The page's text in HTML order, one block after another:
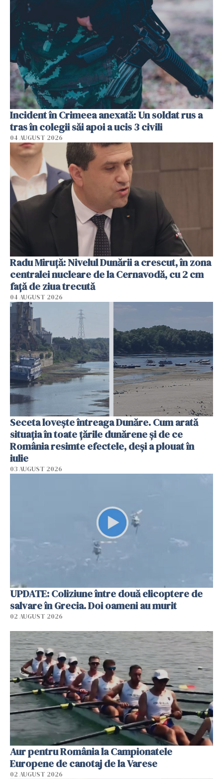
Incident în Crimeea anexată: Un soldat rus a
tras în colegii săi apoi a ucis 3 civili
04 AUGUST 2026
Radu Miruţă: Nivelul Dunării a crescut, în zona
centralei nucleare de la Cernavodă, cu 2 cm
faţă de ziua trecută
04 AUGUST 2026
Seceta lovește întreaga Dunăre. Cum arată
situația în toate țările dunărene și de ce
România resimte efectele, deși a plouat în
iulie
03 AUGUST 2026
UPDATE: Coliziune între două elicoptere de
salvare în Grecia. Doi oameni au murit
02 AUGUST 2026
Aur pentru România la Campionatele
Europene de canotaj de la Varese
02 AUGUST 2026